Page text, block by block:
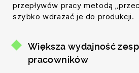
przepływów pracy metodą
szybko wdrażać je do produkcji.
Większa wydajność
pracowników